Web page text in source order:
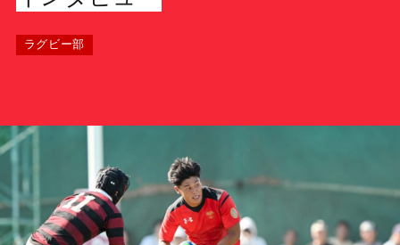
クラブ紹介
お知らせ
サポート情報
ラグビー部